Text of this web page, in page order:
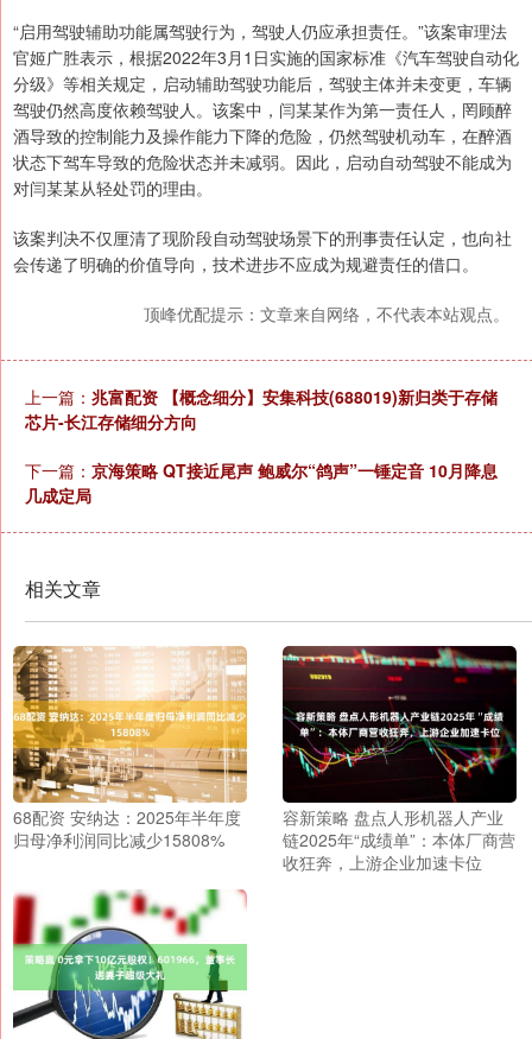
“启用驾驶辅助功能属驾驶行为，驾驶人仍应承担责任。”该案审理法
官姬广胜表示，根据2022年3月1日实施的国家标准《汽车驾驶自动化
分级》等相关规定，启动辅助驾驶功能后，驾驶主体并未变更，车辆
驾驶仍然高度依赖驾驶人。该案中，闫某某作为第一责任人，罔顾醉
酒导致的控制能力及操作能力下降的危险，仍然驾驶机动车，在醉酒
状态下驾车导致的危险状态并未减弱。因此，启动自动驾驶不能成为
对闫某某从轻处罚的理由。
该案判决不仅厘清了现阶段自动驾驶场景下的刑事责任认定，也向社
会传递了明确的价值导向，技术进步不应成为规避责任的借口。
顶峰优配提示：文章来自网络，不代表本站观点。
上一篇： 兆富配资 【概念细分】安集科技(688019)新归类于存储
芯片-长江存储细分方向
下一篇： 京海策略 QT接近尾声 鲍威尔“鸽声”一锤定音 10月降息
几成定局
相关文章
68配资 安纳达：2025年半年度
归母净利润同比减少15808%
容新策略 盘点人形机器人产业
链2025年“成绩单”：本体厂商营
收狂奔，上游企业加速卡位